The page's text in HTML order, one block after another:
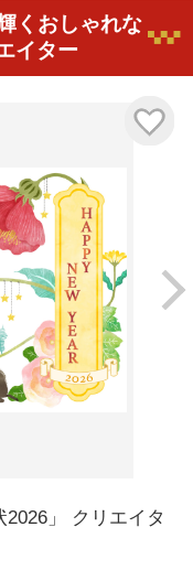
くおしゃれな
イター
2026」 クリエイタ